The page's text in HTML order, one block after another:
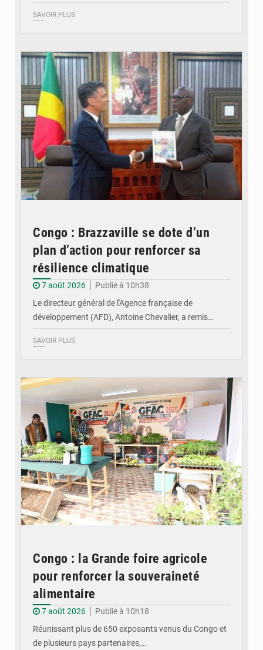
SAVOIR PLUS
Congo : Brazzaville se dote d’un
plan d’action pour renforcer sa
résilience climatique
7 août 2026
Publié à 10h38
Le directeur général de l'Agence française de
développement (AFD), Antoine Chevalier, a remis…
SAVOIR PLUS
Congo : la Grande foire agricole
pour renforcer la souveraineté
alimentaire
7 août 2026
Publié à 10h18
Réunissant plus de 650 exposants venus du Congo et
de plusieurs pays partenaires,…